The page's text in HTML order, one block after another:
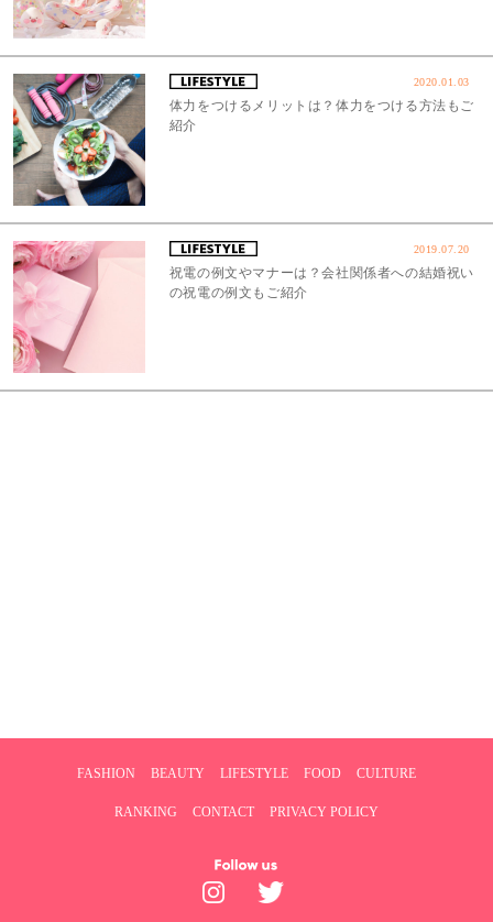
2020.01.03
体力をつけるメリットは？体力をつける方法もご
紹介
2019.07.20
祝電の例文やマナーは？会社関係者への結婚祝い
の祝電の例文もご紹介
FASHION BEAUTY LIFESTYLE FOOD CULTURE
RANKING CONTACT PRIVACY POLICY